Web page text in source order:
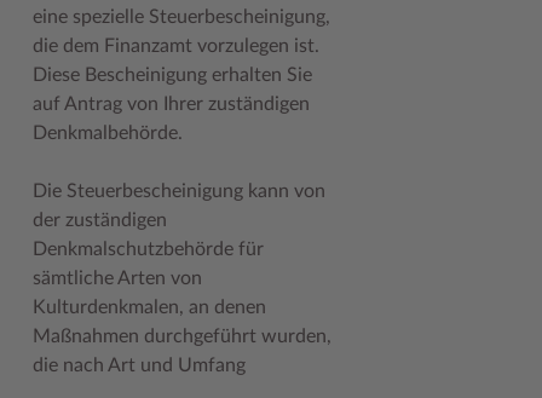
Wo Sie uns finden
Zuständigkeitsfinder SH ↗
Social Media
Stormarninfo
Ukrainehilfe
Woche der Seelischen Gesundheit
Karrieretag
Städte und Gemeinden
Wappen und Geschichte
Was ist ein Kreis?
Zahlen, Daten, Fakten
Tourismus
Vereine und Gruppen
eine spezielle Steuerbescheinigung,
die dem Finanzamt vorzulegen ist.
Diese Bescheinigung erhalten Sie
auf Antrag von Ihrer zuständigen
Denkmalbehörde.
Die Steuerbescheinigung kann von
der zuständigen
Denkmalschutzbehörde für
sämtliche Arten von
Kulturdenkmalen, an denen
Maßnahmen durchgeführt wurden,
die nach Art und Umfang